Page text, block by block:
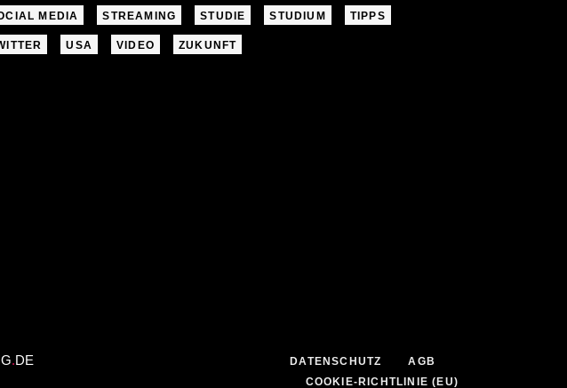
MEDIA STREAMING STUDIE STUDIUM TIPPS
USA VIDEO ZUKUNFT
.DE DATENSCHUTZ
AGB
COOKIE-RICHTLINIE (EU)